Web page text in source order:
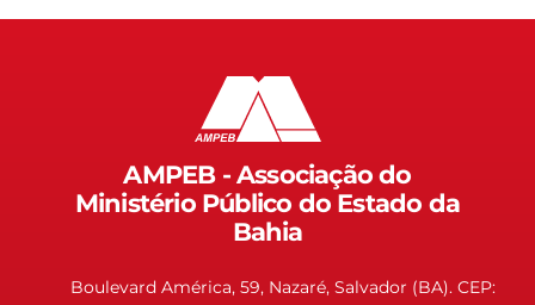
AMPEB - Associação do
Ministério Público do Estado da
Bahia
Boulevard América, 59, Nazaré, Salvador (BA). CEP: